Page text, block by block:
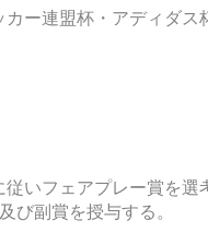
ー連盟杯・アディダ
いフェアプレー賞を
副賞を授与する。